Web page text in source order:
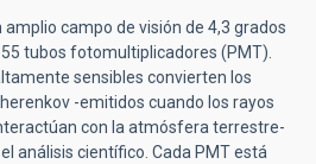
amplio campo de visión de 4,3 grados
tubos fotomultiplicadores (PMT).
sensibles convierten los
-emitidos cuando los rayos
con la atmósfera terrestre-
análisis científico. Cada PMT está